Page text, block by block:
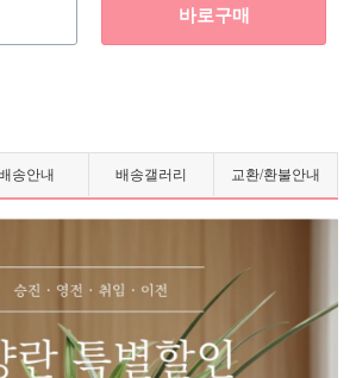
바로구매
송안내 배송갤러리 교환/환불안내